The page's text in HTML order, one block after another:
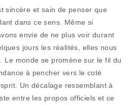
sincère et sain de penser que
dans ce sens. Même si
envie de ne plus voir durant
jours les réalités, elles nous
Le monde se promène sur le fil du
à pencher vers le coté
Un décalage ressemblant à
entre les propos officiels et ce